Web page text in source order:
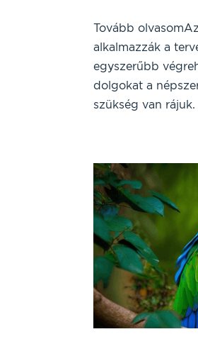
Tovább
alkalmazzák a
egyszerűbb
dolgokat a
szükség van rájuk.